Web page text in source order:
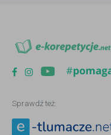
Sprawdź też: